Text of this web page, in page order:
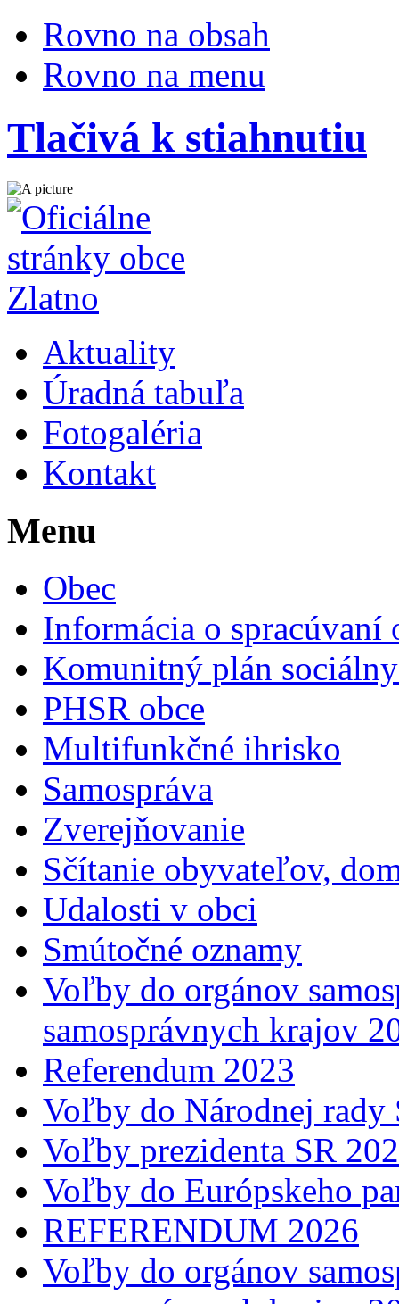
Rovno na obsah
Rovno na menu
Tlačivá k stiahnutiu
Aktuality
Úradná tabuľa
Fotogaléria
Kontakt
Menu
Obec
Informácia o spracúvaní
Komunitný plán
PHSR obce
Multifunkčné ihrisko
Samospráva
Zverejňovanie
Sčítanie obyvateľov,
Udalosti v obci
Smútočné oznamy
Voľby do orgánov
samosprávnych krajov
Referendum 2023
Voľby do Národnej
Voľby prezidenta SR
Voľby do Európskeho
REFERENDUM 2026
Voľby do orgánov